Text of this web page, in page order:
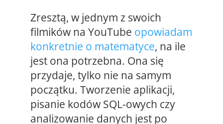
Zresztą, w jednym z swoich
filmików na YouTube opowiadam
konkretnie o matematyce, na ile
jest ona potrzebna. Ona się
przydaje, tylko nie na samym
początku. Tworzenie aplikacji,
pisanie kodów SQL-owych czy
analizowanie danych jest po